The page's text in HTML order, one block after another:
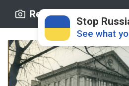
Retro.ck.ua
Stop
See what